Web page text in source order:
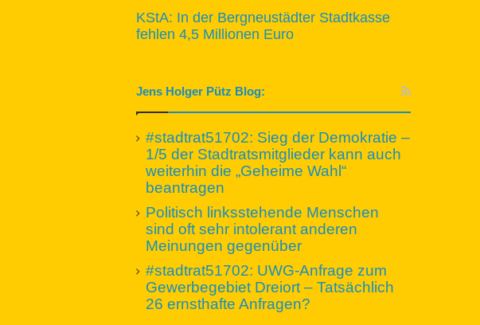
KStA: In der Bergneustädter Stadtkasse
fehlen 4,5 Millionen Euro
Jens Holger Pütz Blog:
#stadtrat51702: Sieg der Demokratie –
1/5 der Stadtratsmitglieder kann auch
weiterhin die „Geheime Wahl“
beantragen
Politisch linksstehende Menschen
sind oft sehr intolerant anderen
Meinungen gegenüber
#stadtrat51702: UWG-Anfrage zum
Gewerbegebiet Dreiort – Tatsächlich
26 ernsthafte Anfragen?